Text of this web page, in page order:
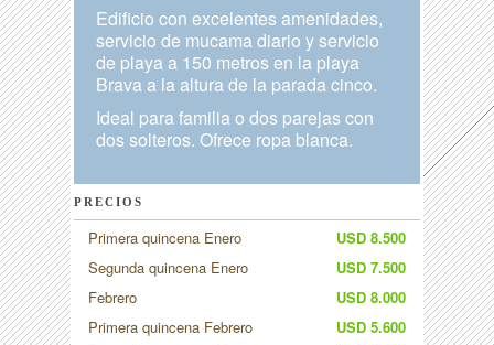
Edificio con excelentes amenidades,
servicio de mucama diario y servicio
de playa a 150 metros en la playa
Brava a la altura de la parada cinco.
Ideal para familia o dos parejas con
dos solteros. Ofrece ropa blanca.
PRECIOS
Primera quincena Enero
USD 8.500
Segunda quincena Enero
USD 7.500
Febrero
USD 8.000
Primera quincena Febrero
USD 5.600